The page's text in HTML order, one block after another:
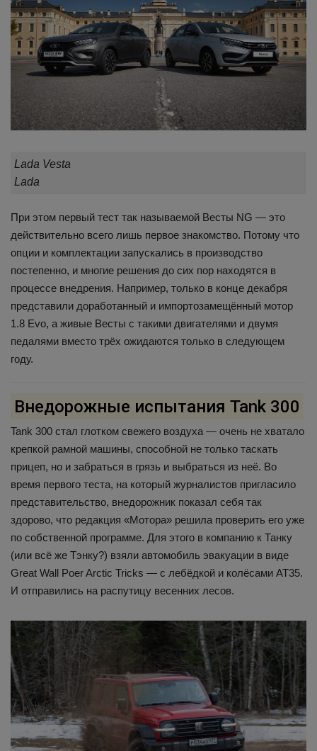
Lada Vesta
Lada
При этом первый тест так называемой Весты NG — это
действительно всего лишь первое знакомство. Потому что
опции и комплектации запускались в производство
постепенно, и многие решения до сих пор находятся в
процессе внедрения. Например, только в конце декабря
представили доработанный и импортозамещённый мотор
1.8 Evo, а живые Весты с такими двигателями и двумя
педалями вместо трёх ожидаются только в следующем
году.
Внедорожные испытания Tank 300
Tank 300 стал глотком свежего воздуха — очень не хватало
крепкой рамной машины, способной не только таскать
прицеп, но и забраться в грязь и выбраться из неё. Во
время первого теста, на который журналистов пригласило
представительство, внедорожник показал себя так
здорово, что редакция «Мотора» решила проверить его уже
по собственной программе. Для этого в компанию к Танку
(или всё же Тэнку?) взяли автомобиль эвакуации в виде
Great Wall Poer Arctiс Tricks — с лебёдкой и колёсами АТ35.
И отправились на распутицу весенних лесов.